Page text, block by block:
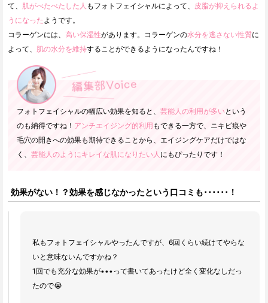
て、 肌がべたべたした人 もフォトフェイシャルによって、
皮脂が抑えられるよ
うになった ようです。
コラーゲンには、 高い保湿性があります。コラーゲンの水分を逃さない性質に
よって、 肌の水分を維持することができるようになったんですね！
フォトフェイシャルの幅広い効果を知ると、 芸能人の利用が多いという
のも納得ですね！ アンチエイジング的利用 もできる一方で、ニキビ痕や
毛穴の開きへの効果も期待できることから、エイジングケアだけではな
く、 芸能人のようにキレイな肌になりたい人 にもぴったりです！
効果がない！？効果を感じなかったという口コミも･･････！
私もフォトフェイシャルやったんですが、6回くらい続けてやらな
いと意味ないんですかね？
1回でも充分な効果が•••って書いてあったけど全く変化なしだっ
たので😭